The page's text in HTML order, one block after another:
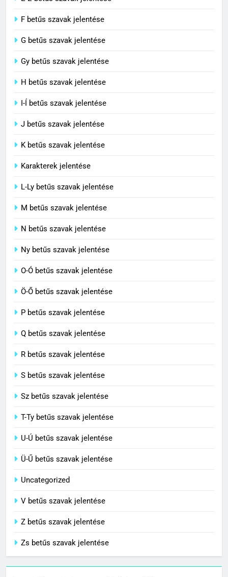
4
Contemporary jelentése
5
Célkitűzés jelentése
C BETŰS SZAVAK JELENTÉSE
C BETŰS SZAVAK JELENTÉSE
8
Centenárium jelentése
F betűs szavak jelentése
G betűs szavak jelentése
Gy betűs szavak jelentése
H betűs szavak jelentése
I-Í betűs szavak jelentése
J betűs szavak jelentése
K betűs szavak jelentése
Karakterek jelentése
L-Ly betűs szavak jelentése
M betűs szavak jelentése
N betűs szavak jelentése
Ny betűs szavak jelentése
O-Ó betűs szavak jelentése
Ö-Ő betűs szavak jelentése
P betűs szavak jelentése
Q betűs szavak jelentése
R betűs szavak jelentése
S betűs szavak jelentése
Sz betűs szavak jelentése
T-Ty betűs szavak jelentése
U-Ú betűs szavak jelentése
Ü-Ű betűs szavak jelentése
Uncategorized
V betűs szavak jelentése
Z betűs szavak jelentése
Zs betűs szavak jelentése